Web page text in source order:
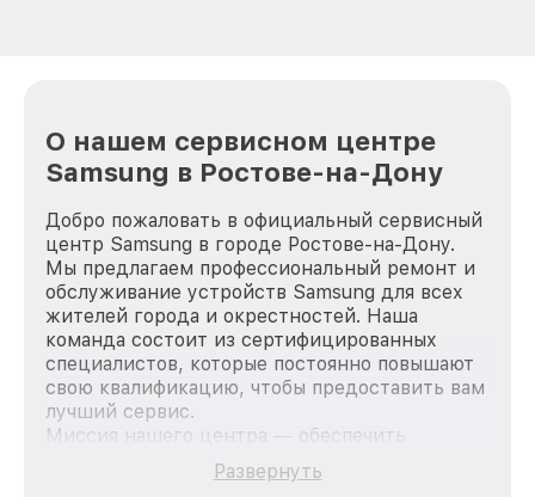
О нашем сервисном центре
Samsung в Ростове-на-Дону
Добро пожаловать в официальный сервисный
центр Samsung в городе Ростове-на-Дону.
Мы предлагаем профессиональный ремонт и
обслуживание устройств Samsung для всех
жителей города и окрестностей. Наша
команда состоит из сертифицированных
специалистов, которые постоянно повышают
свою квалификацию, чтобы предоставить вам
лучший сервис.
Миссия нашего центра — обеспечить
качественный и доступный ремонт для
каждого пользователя продукции Samsung,
Развернуть